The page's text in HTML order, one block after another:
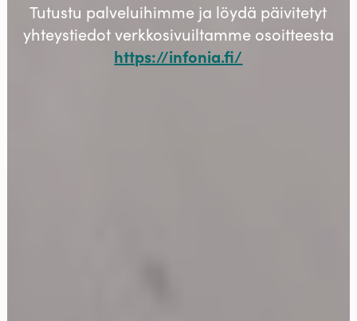
Tutustu palveluihimme ja löydä päivitetyt
yhteystiedot verkkosivuiltamme osoitteesta
https://infonia.fi/